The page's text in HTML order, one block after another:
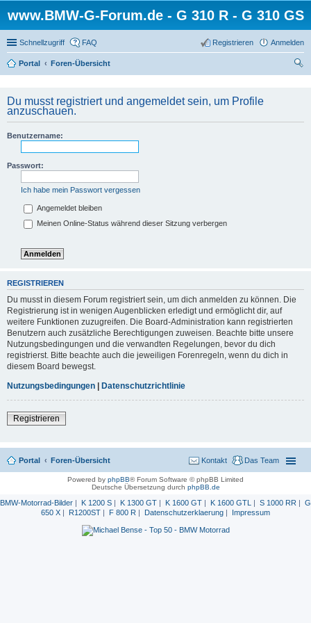
www.BMW-G-Forum.de - G 310 R - G 310 GS
Schnellzugriff FAQ Anmelden
Registrieren
Portal
Foren-Übersicht
Du musst registriert und angemeldet sein, um Profile
anzuschauen.
Benutzername:
Passwort:
Ich habe mein Passwort vergessen
Angemeldet bleiben
Meinen Online-Status während dieser Sitzung verbergen
REGISTRIEREN
Du musst in diesem Forum registriert sein, um dich anmelden zu können. Die
Registrierung ist in wenigen Augenblicken erledigt und ermöglicht dir, auf
weitere Funktionen zuzugreifen. Die Board-Administration kann registrierten
Benutzern auch zusätzliche Berechtigungen zuweisen. Beachte bitte unsere
Nutzungsbedingungen und die verwandten Regelungen, bevor du dich
registrierst. Bitte beachte auch die jeweiligen Forenregeln, wenn du dich in
diesem Board bewegst.
Nutzungsbedingungen | Datenschutzrichtlinie
Registrieren
Portal Foren-Übersicht Das Team
Kontakt
Powered by phpBB® Forum Software © phpBB Limited
Deutsche Übersetzung durch phpBB.de
BMW-Motorrad-Bilder | K 1200 S | K 1300 GT | K 1600 GT | K 1600 GTL | S 1000 RR | G
650 X | R1200ST | F 800 R | Datenschutzerklaerung | Impressum